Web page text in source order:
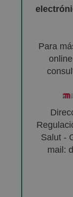
Para
Salut -
mail: